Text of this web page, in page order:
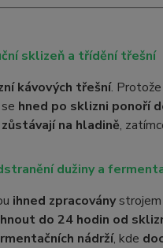
sklizeň a třídění třešní
kávových třešní. Protože
hned po sklizni ponoří
zůstávají na hladině,
dužiny a
ihned zpracoványstrojem
do 24 hodin od
nádrží, kde